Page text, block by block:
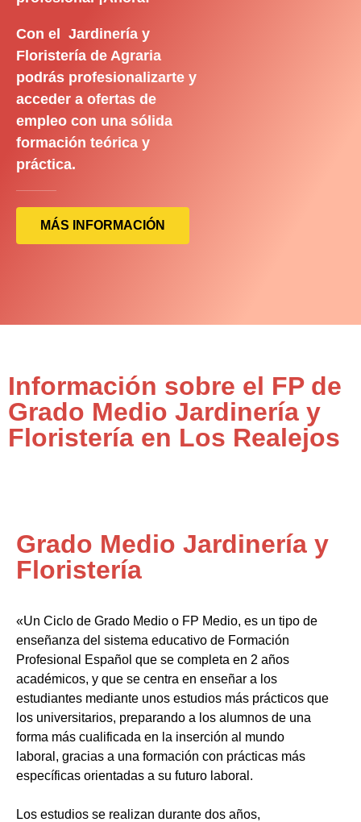
Con el Jardinería y
Floristería de Agraria
podrás profesionalizarte y
acceder a ofertas de
empleo con una sólida
formación teórica y
práctica.
MÁS INFORMACIÓN
Información sobre el FP de
Grado Medio Jardinería y
Floristería en Los Realejos
Grado Medio Jardinería y
Floristería
«Un Ciclo de Grado Medio o FP Medio, es un tipo de
enseñanza del sistema educativo de Formación
Profesional Español que se completa en 2 años
académicos, y que se centra en enseñar a los
estudiantes mediante unos estudios más prácticos que
los universitarios, preparando a los alumnos de una
forma más cualificada en la inserción al mundo
laboral, gracias a una formación con prácticas más
específicas orientadas a su futuro laboral.
Los estudios se realizan durante dos años,